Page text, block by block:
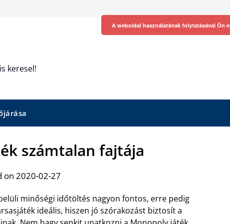
keresel!
számtalan fajtája
on 2020-02-27
minőségi időtöltés nagyon fontos, erre pedig
ideális, hiszen jó szórakozást biztosít a
A weboldal használatának folytatásával Ön